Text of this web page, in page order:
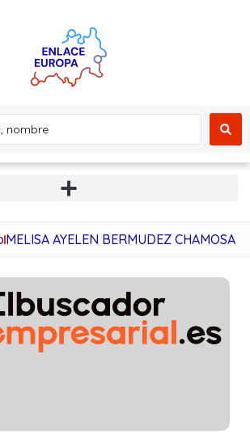
MELISA AYELEN BERMUDEZ CHAMOSA